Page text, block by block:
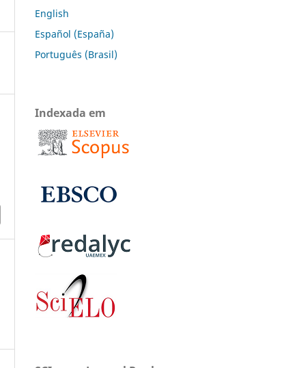
English
Español (España)
Português (Brasil)
Indexada em